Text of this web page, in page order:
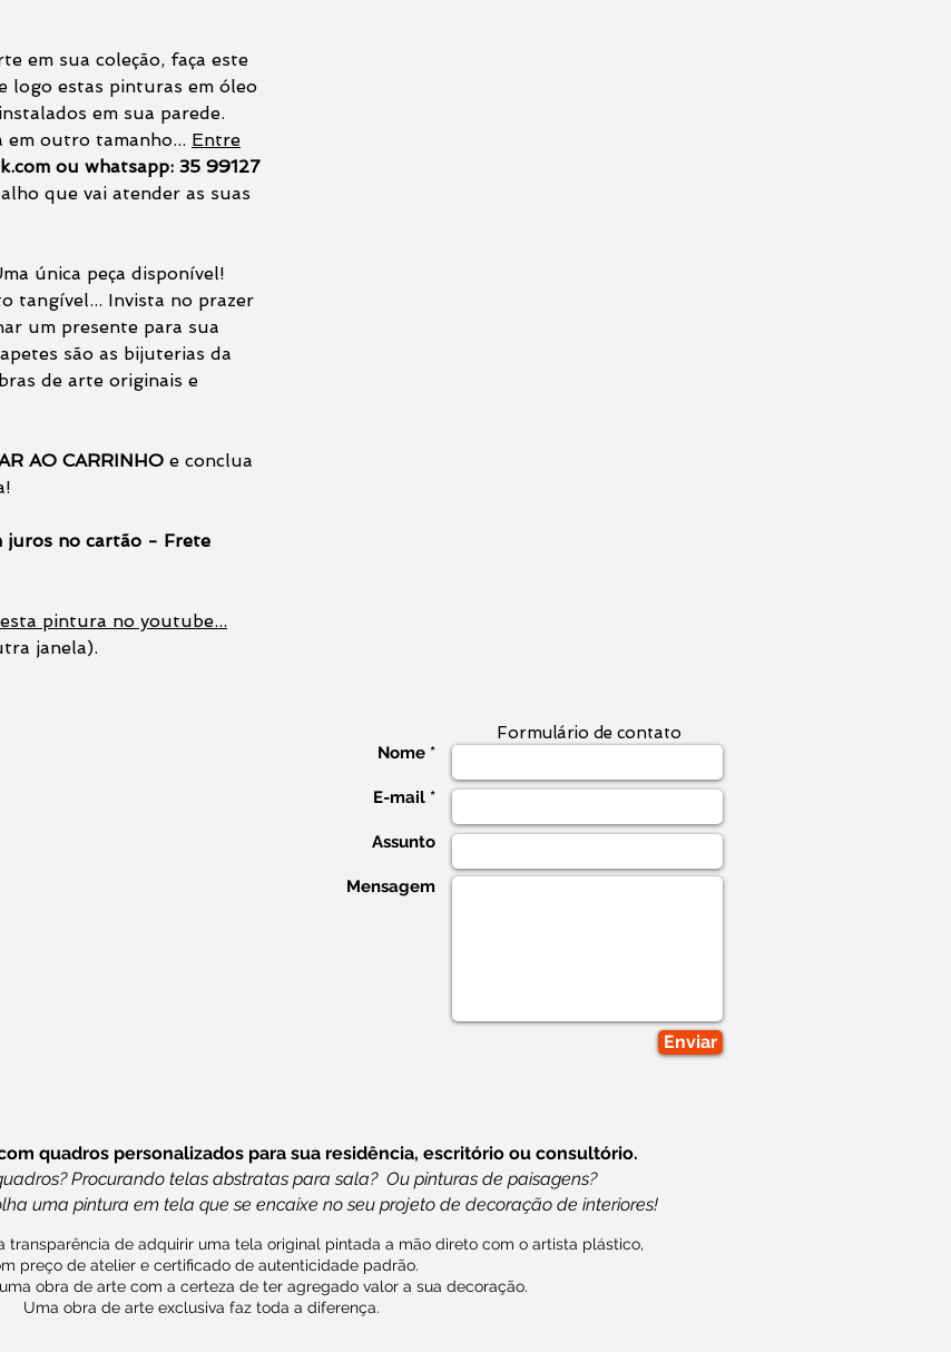
em sua coleção, faça este
logo estas pinturas em óleo
em sua parede.
em outro tamanho... Entre
ou whatsapp: 35 99127
que vai atender as suas
única peça disponível!
tangível... Invista no prazer
um presente para sua
são as bijuterias da
de arte originais e
AO CARRINHO e conclua
juros no cartão - Frete
pintura no youtube...
janela).
Formulário de contato
Nome *
E-mail *
Assunto
Mensagem
Enviar
quadros personalizados para sua residência, escritório ou consultório.
Procurando telas abstratas para sala? Ou pinturas de paisagens?
uma pintura em tela que se encaixe no seu projeto de decoração de interiores!
transparência de adquirir uma tela original pintada a mão direto com o artista plástico,
preço de atelier e certificado de autenticidade padrão.
obra de arte com a certeza de ter agregado valor a sua decoração.
Uma obra de arte exclusiva faz toda a diferença.